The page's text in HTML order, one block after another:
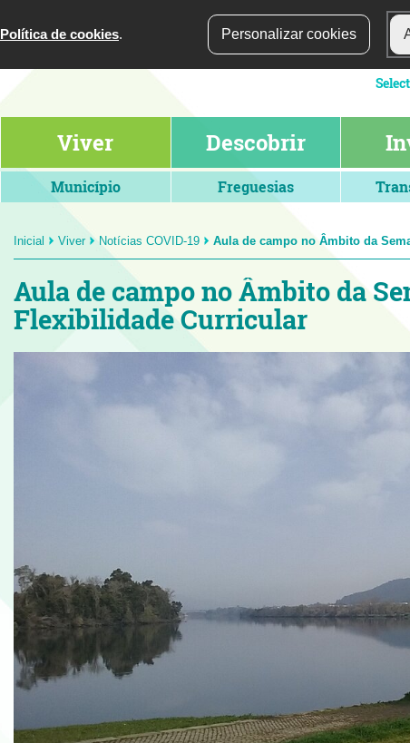
Política de cookies. Personalizar cookies
Viver Descobrir
Município Freguesias
Inicial Viver Notícias COVID-19 Aula de campo no Âmbito da
Aula de campo no Âmbito da
Flexibilidade Curricular